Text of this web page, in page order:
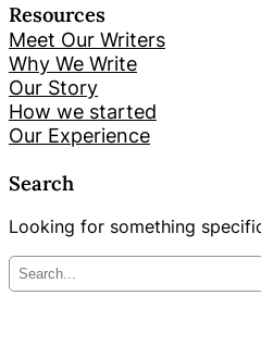
Resources
Meet Our Writers
Why We Write
Our Story
How we started
Our Experience
Search
Looking for something
e